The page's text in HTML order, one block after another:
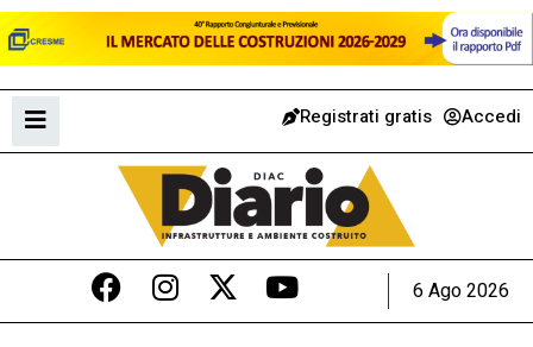
Registrati gratis Accedi
6 Ago 2026